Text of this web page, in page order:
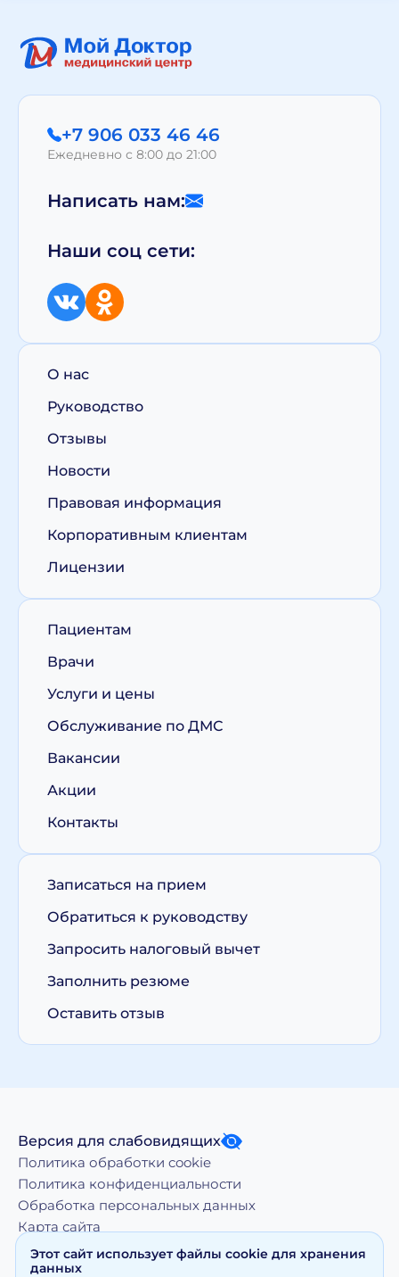
+7 906 033 46 46
Ежедневно с 8:00 до 21:00
Написать нам:
Наши соц сети:
О нас
Руководство
Отзывы
Новости
Правовая информация
Корпоративным клиентам
Лицензии
Пациентам
Врачи
Услуги и цены
Обслуживание по ДМС
Вакансии
Акции
Контакты
Записаться на прием
Обратиться к руководству
Запросить налоговый вычет
Заполнить резюме
Оставить отзыв
Версия для слабовидящих
Политика обработки cookie
Политика конфиденциальности
Обработка персональных данных
Карта сайта
Этот сайт использует файлы cookie для хранения
данных